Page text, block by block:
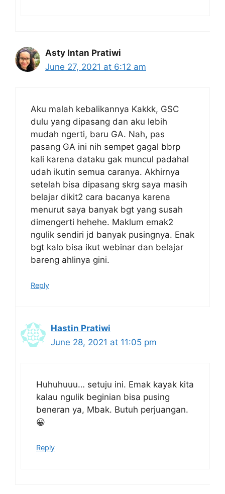
Asty Intan Pratiwi
June 27, 2021 at 6:12 am
Aku malah kebalikannya Kakkk, GSC
dulu yang dipasang dan aku lebih
mudah ngerti, baru GA. Nah, pas
pasang GA ini nih sempet gagal bbrp
kali karena dataku gak muncul padahal
udah ikutin semua caranya. Akhirnya
setelah bisa dipasang skrg saya masih
belajar dikit2 cara bacanya karena
menurut saya banyak bgt yang susah
dimengerti hehehe. Maklum emak2
ngulik sendiri jd banyak pusingnya. Enak
bgt kalo bisa ikut webinar dan belajar
bareng ahlinya gini.
Reply
Hastin Pratiwi
June 28, 2021 at 11:05 pm
Huhuhuuu… setuju ini. Emak kayak kita
kalau ngulik beginian bisa pusing
beneran ya, Mbak. Butuh perjuangan.
😀
Reply